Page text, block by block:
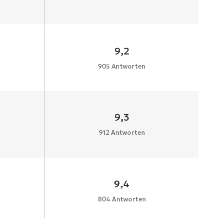
9,2
905 Antworten
9,3
912 Antworten
9,4
804 Antworten